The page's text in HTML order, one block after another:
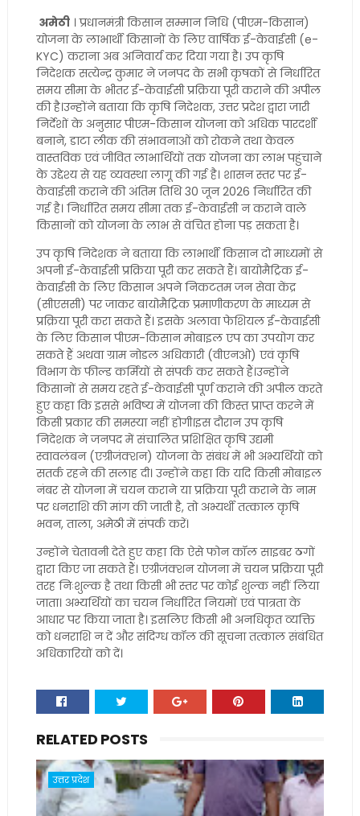
अमेठी। प्रधानमंत्री किसान सम्मान निधि (पीएम-किसान)
योजना के लाभार्थी किसानों के लिए वार्षिक ई-केवाईसी (e-
KYC) कराना अब अनिवार्य कर दिया गया है। उप कृषि
निदेशक सत्येन्द्र कुमार ने जनपद के सभी कृषकों से निर्धारित
समय सीमा के भीतर ई-केवाईसी प्रक्रिया पूरी कराने की अपील
की है।उन्होंने बताया कि कृषि निदेशक, उत्तर प्रदेश द्वारा जारी
निर्देशों के अनुसार पीएम-किसान योजना को अधिक पारदर्शी
बनाने, डाटा लीक की संभावनाओं को रोकने तथा केवल
वास्तविक एवं जीवित लाभार्थियों तक योजना का लाभ पहुंचाने
के उद्देश्य से यह व्यवस्था लागू की गई है। शासन स्तर पर ई-
केवाईसी कराने की अंतिम तिथि 30 जून 2026 निर्धारित की
गई है। निर्धारित समय सीमा तक ई-केवाईसी न कराने वाले
किसानों को योजना के लाभ से वंचित होना पड़ सकता है।
उप कृषि निदेशक ने बताया कि लाभार्थी किसान दो माध्यमों से
अपनी ई-केवाईसी प्रक्रिया पूरी कर सकते हैं। बायोमैट्रिक ई-
केवाईसी के लिए किसान अपने निकटतम जन सेवा केंद्र
(सीएससी) पर जाकर बायोमैट्रिक प्रमाणीकरण के माध्यम से
प्रक्रिया पूरी करा सकते हैं। इसके अलावा फेशियल ई-केवाईसी
के लिए किसान पीएम-किसान मोबाइल एप का उपयोग कर
सकते हैं अथवा ग्राम नोडल अधिकारी (वीएनओ) एवं कृषि
विभाग के फील्ड कर्मियों से संपर्क कर सकते हैं।उन्होंने
किसानों से समय रहते ई-केवाईसी पूर्ण कराने की अपील करते
हुए कहा कि इससे भविष्य में योजना की किस्त प्राप्त करने में
किसी प्रकार की समस्या नहीं होगी।इस दौरान उप कृषि
निदेशक ने जनपद में संचालित प्रशिक्षित कृषि उद्यमी
स्वावलंबन (एग्रीजंक्शन) योजना के संबंध में भी अभ्यर्थियों को
सतर्क रहने की सलाह दी। उन्होंने कहा कि यदि किसी मोबाइल
नंबर से योजना में चयन कराने या प्रक्रिया पूरी कराने के नाम
पर धनराशि की मांग की जाती है, तो अभ्यर्थी तत्काल कृषि
भवन, ताला, अमेठी में संपर्क करें।
उन्होंने चेतावनी देते हुए कहा कि ऐसे फोन कॉल साइबर ठगों
द्वारा किए जा सकते हैं। एग्रीजंक्शन योजना में चयन प्रक्रिया पूरी
तरह निःशुल्क है तथा किसी भी स्तर पर कोई शुल्क नहीं लिया
जाता। अभ्यर्थियों का चयन निर्धारित नियमों एवं पात्रता के
आधार पर किया जाता है। इसलिए किसी भी अनधिकृत व्यक्ति
को धनराशि न दें और संदिग्ध कॉल की सूचना तत्काल संबंधित
अधिकारियों को दें।
RELATED POSTS
उत्तर प्रदेश